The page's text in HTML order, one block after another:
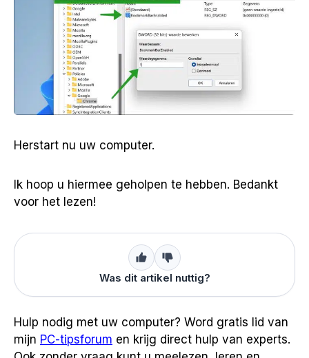
Herstart nu uw computer.
Ik hoop u hiermee geholpen te hebben. Bedankt
voor het lezen!
Was dit artikel nuttig?
Hulp nodig met uw computer? Word gratis lid van
mijn PC-tipsforum en krijg direct hulp van experts.